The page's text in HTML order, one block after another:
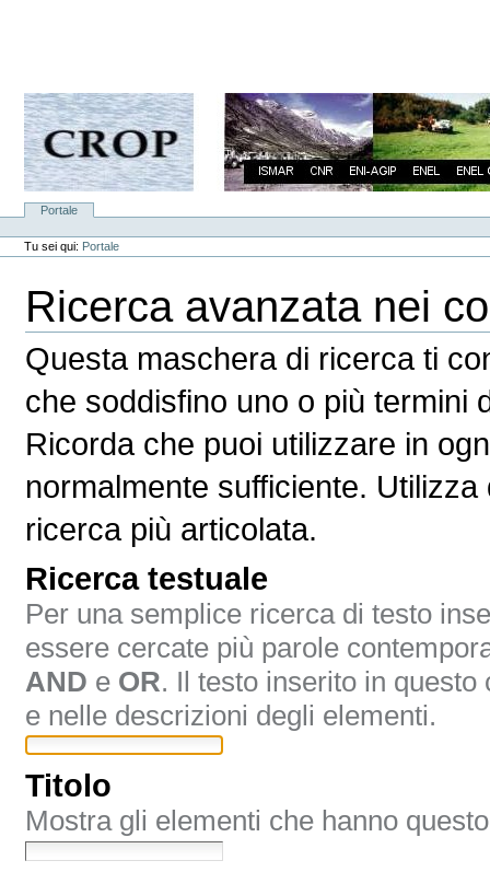
navigazione
Portale
Strumenti
personali
Tu sei qui: Portale
Ricerca avanzata nei
Questa maschera di ricerca ti
che soddisfino uno o più termini
Ricorda che puoi utilizzare in
normalmente sufficiente.
ricerca più articolata.
Ricerca testuale
Per una semplice ricerca di testo
essere cercate più parole
AND e OR. Il testo inserito in
e nelle descrizioni degli elementi.
Titolo
Mostra gli elementi che hanno